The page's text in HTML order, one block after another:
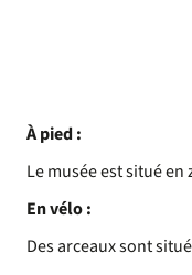
À pied :
Le musée est situé
En vélo :
Des arceaux sont